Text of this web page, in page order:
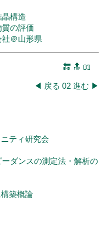
構造
の評価
＠山形県
🔚 🔝 📖
◀ 戻る 02進む ▶
ティ研究会
ダンスの測定法・解析の
築概論